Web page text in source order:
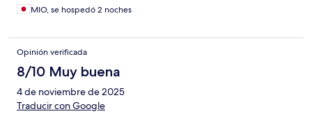
MIO, se hospedó 2 noches
Opinión verificada
8/10 Muy buena
4 de noviembre de 2025
Traducir con Google